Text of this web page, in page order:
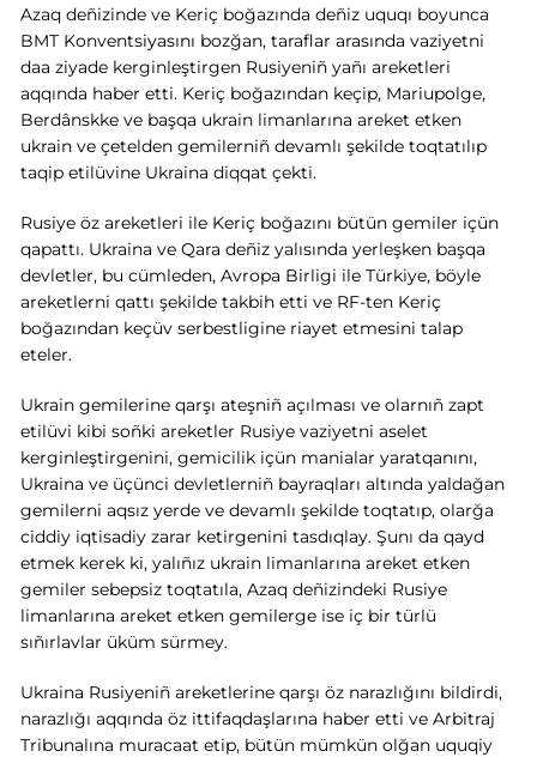
Azaq deñizinde ve Keriç boğazında deñiz uquqı boyunca
BMT Konventsiyasını bozğan, taraflar arasında vaziyetni
daa ziyade kerginleştirgen Rusiyeniñ yañı areketleri
aqqında haber etti. Keriç boğazından keçip, Mariupolge,
Berdânskke ve başqa ukrain limanlarına areket etken
ukrain ve çetelden gemilerniñ devamlı şekilde toqtatılıp
taqip etilüvine Ukraina diqqat çekti.
Rusiye öz areketleri ile Keriç boğazını bütün gemiler içün
qapattı. Ukraina ve Qara deñiz yalısında yerleşken başqa
devletler, bu cümleden, Avropa Birligi ile Türkiye, böyle
areketlerni qattı şekilde takbih etti ve RF-ten Keriç
boğazından keçüv serbestligine riayet etmesini talap
eteler.
Ukrain gemilerine qarşı ateşniñ açılması ve olarnıñ zapt
etilüvi kibi soñki areketler Rusiye vaziyetni aselet
kerginleştirgenini, gemicilik içün manialar yaratqanını,
Ukraina ve üçünci devletlerniñ bayraqları altında yaldağan
gemilerni aqsız yerde ve devamlı şekilde toqtatıp, olarğa
ciddiy iqtisadiy zarar ketirgenini tasdıqlay. Şunı da qayd
etmek kerek ki, yalıñız ukrain limanlarına areket etken
gemiler sebepsiz toqtatıla, Azaq deñizindeki Rusiye
limanlarına areket etken gemilerge ise iç bir türlü
sıñırlavlar üküm sürmey.
Ukraina Rusiyeniñ areketlerine qarşı öz narazlığını bildirdi,
narazlığı aqqında öz ittifaqdaşlarına haber etti ve Arbitraj
Tribunalına muracaat etip, bütün mümkün olğan uquqiy